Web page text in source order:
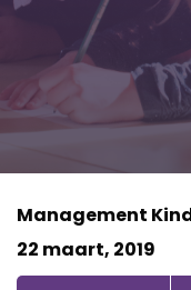
Quebble Pro
Kindplanning
Digitaal
Actueel
Vacatures
Management
22 maart, 2019